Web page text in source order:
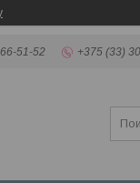
51-52 +375 (33)